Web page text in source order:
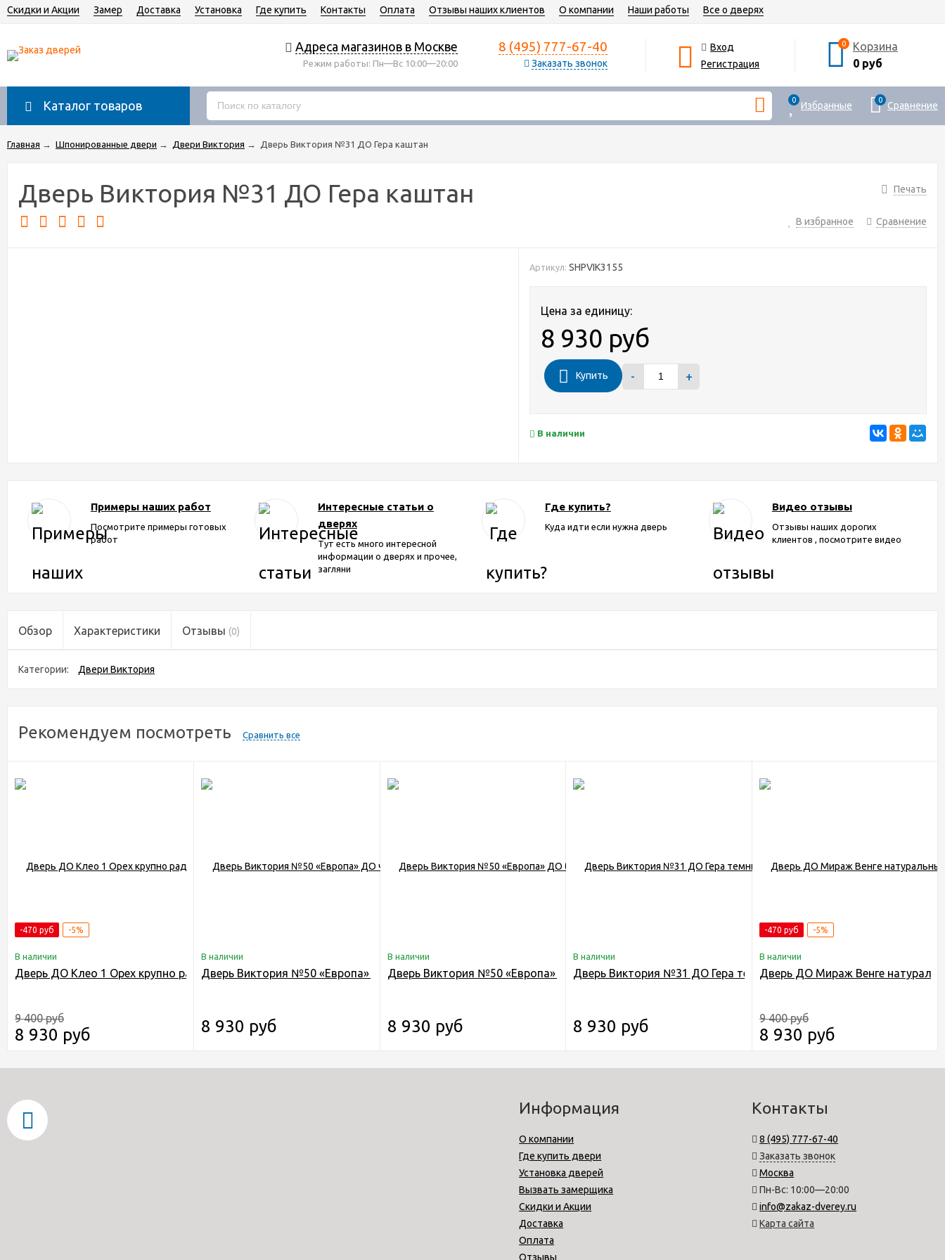
Скидки и Акции Замер Доставка Установка Где купить Контакты Оплата Отзывы наших клиентов О компании Наши работы Все о дверях
Адреса магазинов в Москве
Режим работы: Пн—Вс 10:00—20:00
8 (495) 777-67-40
Заказать звонок
Вход
Регистрация
0
Корзина
0 руб
Каталог товаров 0 Избранные 0 Сравнение
Главная → Шпонированные двери → Двери Виктория → Дверь Виктория №31 ДО Гера каштан
Печать
Дверь Виктория №31 ДО Гера каштан
В избранное Сравнение
Артикул: SHPVIK3155
Цена за единицу:
8 930 руб
Купить - +
В наличии
Примеры наших работ
Посмотрите примеры готовых
работ
Интересные статьи о
дверях
Тут есть много интересной
информации о дверях и прочее,
загляни
Где купить?
Куда идти если нужна дверь
Видео отзывы
Отзывы наших дорогих
клиентов , посмотрите видео
Обзор Характеристики Отзывы (0)
Категории: Двери Виктория
Рекомендуем посмотреть Сравнить все
-470 руб -5%
В наличии
Дверь ДО Клео 1 Орех крупно рад
9 400 руб
8 930 руб
В наличии
Дверь Виктория №50 «Европа» ДО черешня
8 930 руб
В наличии
Дверь Виктория №50 «Европа» ДО беленый дуб с малым стеклом
8 930 руб
В наличии
Дверь Виктория №31 ДО Гера темный орех
8 930 руб
-470 руб -5%
В наличии
Дверь ДО Мираж Венге
9 400 руб
8 930 руб
Информация
О компании
Где купить двери
Установка дверей
Вызвать замерщика
Скидки и Акции
Доставка
Оплата
Отзывы
Контакты
8 (495) 777-67-40
Заказать звонок
Москва
Пн-Вс: 10:00—20:00
info@zakaz-dverey.ru
Карта сайта